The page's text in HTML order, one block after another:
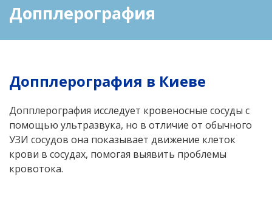
Допплерография
Допплерография в Киеве
Допплерография исследует кровеносные сосуды с
помощью ультразвука, но в отличие от обычного
УЗИ сосудов она показывает движение клеток
крови в сосудах, помогая выявить проблемы
кровотока.